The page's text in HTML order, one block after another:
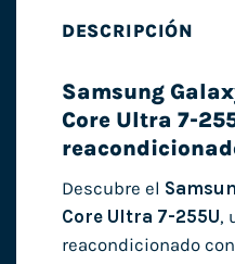
DESCRIPCIÓN
Samsung
Core Ultra 7-
Descubre el
Core Ultra 7-255U,
reacondicionado